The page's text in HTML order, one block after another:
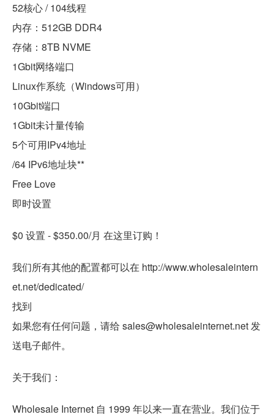
52核心 / 104线程
内存：512GB DDR4
存储：8TB NVME
1Gbit网络端口
Linux作系统（Windows可用）
10Gbit端口
1Gbit未计量传输
5个可用IPv4地址
/64 IPv6地址块**
Free Love
即时设置
$0 设置 - $350.00/月 在这里订购！
我们所有其他的配置都可以在 http://www.wholesaleintern
et.net/dedicated/
找到
如果您有任何问题，请给 sales@wholesaleinternet.net 发
送电子邮件。
关于我们：
Wholesale Internet 自 1999 年以来一直在营业。我们位于